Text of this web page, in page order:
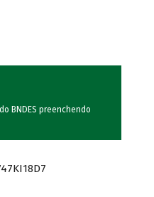
BNDES preenchendo